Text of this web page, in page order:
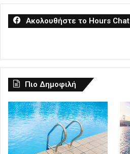
Ακολουθήστε το Hours Chat
Πιο Δημοφιλή